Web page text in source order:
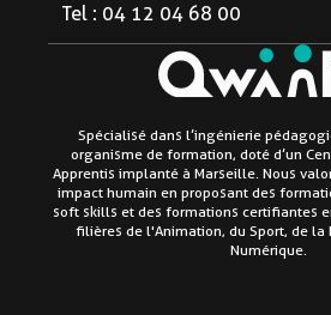
Politique de confidentialité
Conditions générales de vente
Tel : 04 12 04 68 00
Spécialisé dans l’ingénierie
organisme de formation, doté d’un
Apprentis implanté à Marseille. Nous
impact humain en proposant des
soft skills et des formations certifiantes
filières de l'Animation, du Sport, de la
Numérique.